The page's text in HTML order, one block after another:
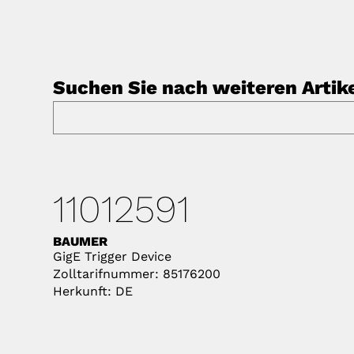
Suchen Sie nach weiteren
11012591
BAUMER
GigE Trigger Device
Zolltarifnummer: 85176200
Herkunft: DE